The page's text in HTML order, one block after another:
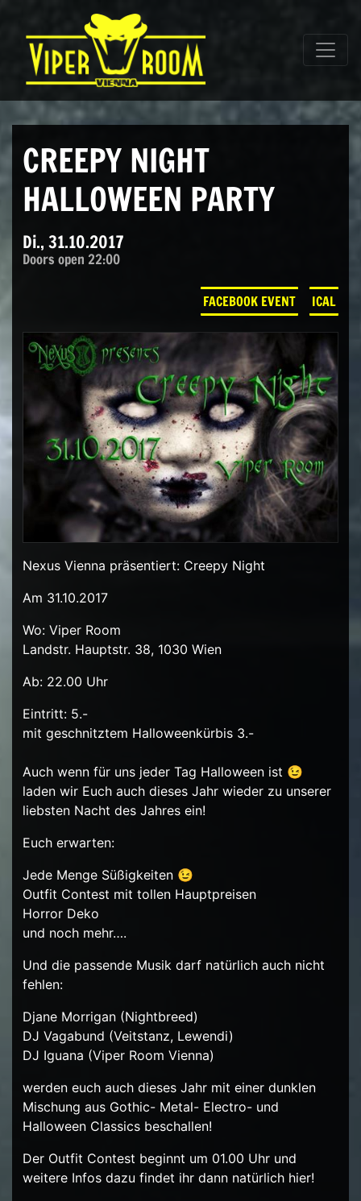
Hauptnavigation
CREEPY NIGHT
HALLOWEEN PARTY
Di., 31.10.2017
Doors open 22:00
FACEBOOK EVENT ICAL
Nexus Vienna präsentiert: Creepy Night
Am 31.10.2017
Wo: Viper Room
Landstr. Hauptstr. 38, 1030 Wien
Ab: 22.00 Uhr
Eintritt: 5.-
mit geschnitztem Halloweenkürbis 3.-
Auch wenn für uns jeder Tag Halloween ist 😉
laden wir Euch auch dieses Jahr wieder zu unserer
liebsten Nacht des Jahres ein!
Euch erwarten:
Jede Menge Süßigkeiten 😉
Outfit Contest mit tollen Hauptpreisen
Horror Deko
und noch mehr….
Und die passende Musik darf natürlich auch nicht
fehlen:
Djane Morrigan (Nightbreed)
DJ Vagabund (Veitstanz, Lewendi)
DJ Iguana (Viper Room Vienna)
werden euch auch dieses Jahr mit einer dunklen
Mischung aus Gothic- Metal- Electro- und
Halloween Classics beschallen!
Der Outfit Contest beginnt um 01.00 Uhr und
weitere Infos dazu findet ihr dann natürlich hier!